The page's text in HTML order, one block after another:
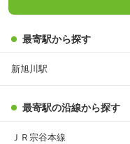
最寄駅から探す
新旭川駅
最寄駅の沿線から探す
ＪＲ宗谷本線